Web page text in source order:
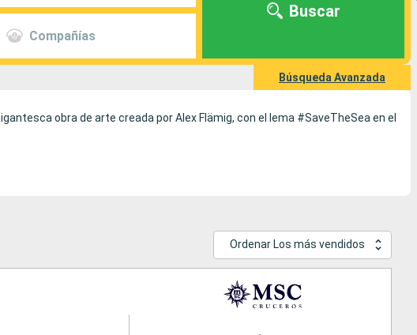
Compañías
Buscar
Búsqueda Avanzada
obra de arte creada por Alex Flämig, con el lema #SaveTheSea en el
Ordenar Los más vendidos